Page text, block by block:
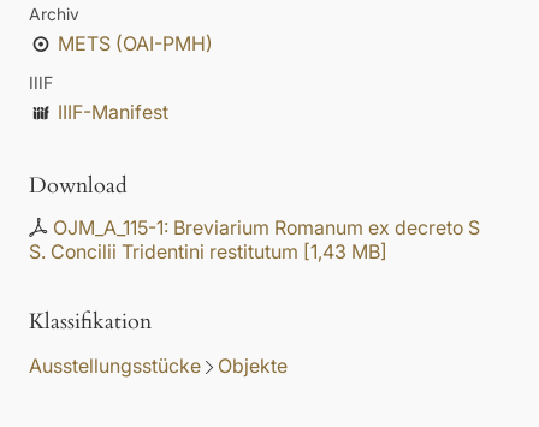
Archiv
METS (OAI-PMH)
IIIF
IIIF-Manifest
Download
OJM_A_115-1: Breviarium Romanum ex decreto S
S. Concilii Tridentini restitutum [1,43 MB]
Klassifikation
Ausstellungsstücke Objekte